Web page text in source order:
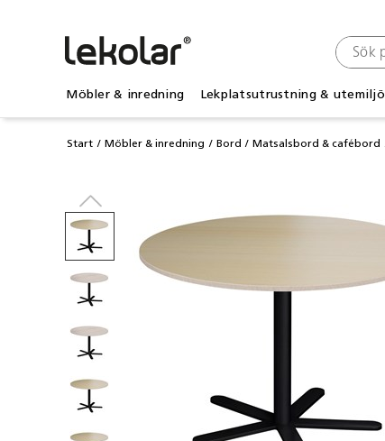
Möbler & inredning Lekplatsutrustning & utemiljö
Start Möbler & inredning Bord Matsalsbord & cafébord